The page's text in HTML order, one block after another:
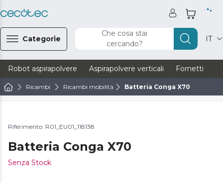
Categorie
Che cosa stai
cercando?
IT
Robot aspirapolvere Aspirapolvere verticali Fornetti
Ricambi Ricambi mobilità Batteria Conga X70
Riferimento: R01_EU01_118138
Batteria Conga X70
Senza Stock